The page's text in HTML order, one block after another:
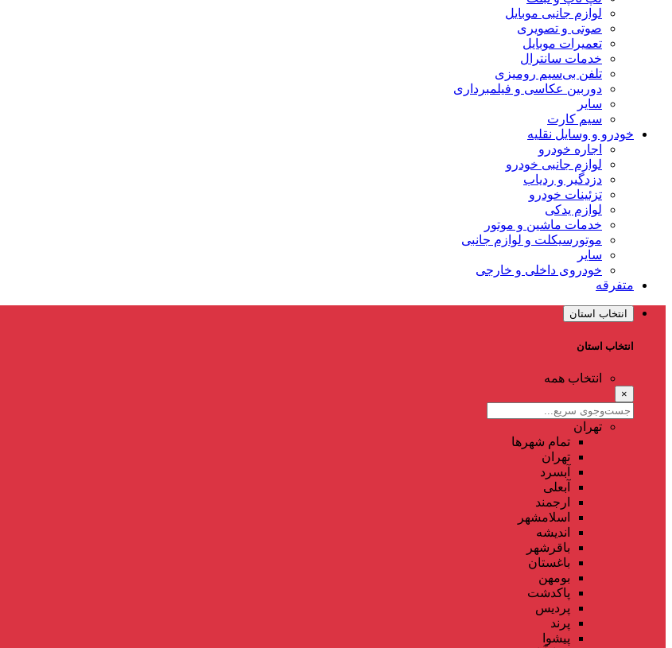
لوازم جانبی موبایل
صوتی و تصویری
تعمیرات موبایل
خدمات سانترال
تلفن بی‌سیم رومیزی
دوربین عکاسی و فیلمبرداری
سایر
سیم کارت
خودرو و وسایل نقلیه
اجاره خودرو
لوازم جانبی خودرو
دزدگیر و ردیاب
تزئینات خودرو
لوازم یدکی
خدمات ماشین و موتور
موتورسیکلت و لوازم جانبی
سایر
خودروی داخلی و خارجی
متفرقه
انتخاب استان
انتخاب استان
انتخاب همه
×
تهران
تمام شهر‌ها
تهران
آبسرد
آبعلی
ارجمند
اسلامشهر
اندیشه
باقرشهر
باغستان
بومهن
پاکدشت
پردیس
پرند
پیشوا